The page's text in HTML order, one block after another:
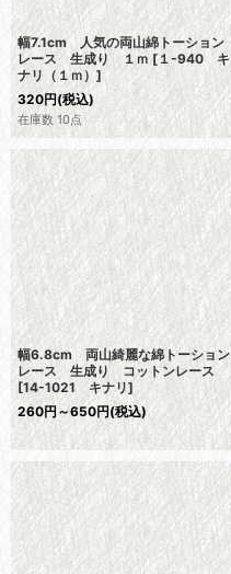
幅7.1cm 人気の両山綿トーション
レース 生成り １ｍ [１-940 キ
ナリ（１ｍ）]
320円(税込)
在庫数 10点
幅6.8cm 両山綺麗な綿トーション
レース 生成り コットンレース
[14-1021 キナリ]
260円～650円(税込)